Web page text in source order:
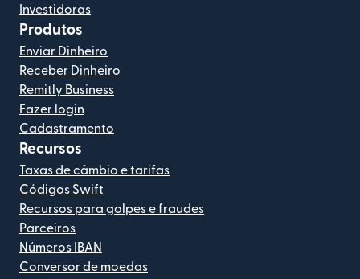
Investidoras
Produtos
Enviar Dinheiro
Receber Dinheiro
Remitly Business
Fazer login
Cadastramento
Recursos
Taxas de câmbio e tarifas
Códigos Swift
Recursos para golpes e fraudes
Parceiros
Números IBAN
Conversor de moedas